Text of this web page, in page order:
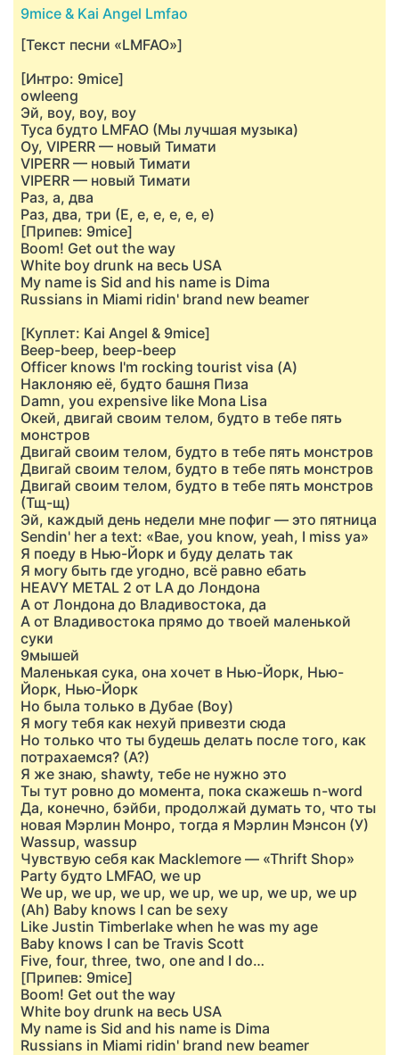
9mice & Kai Angel Lmfao
[Текст песни «LMFAO»]
[Интро: 9mice]
​owleeng
Эй, воу, воу, воу
Туса будто LMFAO (Мы лучшая музыка)
Оу, VIPERR — новый Тимати
VIPERR — новый Тимати
VIPERR — новый Тимати
Раз, а, два
Раз, два, три (Е, е, е, е, е, е)
[Припев: 9mice]
Boom! Get out the way
White boy drunk на весь USA
My name is Sid and his name is Dima
Russians in Miami ridin' brand new beamer
[Куплет: Kai Angel & 9mice]
Beep-beep, beep-beep
Officer knows I'm rocking tourist visa (А)
Наклоняю её, будто башня Пиза
Damn, you expensive like Mona Lisa
Окей, двигай своим телом, будто в тебе пять
монстров
Двигай своим телом, будто в тебе пять монстров
Двигай своим телом, будто в тебе пять монстров
Двигай своим телом, будто в тебе пять монстров
(Тщ-щ)
Эй, каждый день недели мне пофиг — это пятница
Sendin' her a text: «Bae, you know, yeah, I miss ya»
Я поеду в Нью-Йорк и буду делать так
Я могу быть где угодно, всё равно ебать
HEAVY METAL 2 от LA до Лондона
А от Лондона до Владивостока, да
А от Владивостока прямо до твоей маленькой
суки
9мышей
Маленькая сука, она хочет в Нью-Йорк, Нью-
Йорк, Нью-Йорк
Но была только в Дубае (Воу)
Я могу тебя как нехуй привезти сюда
Но только что ты будешь делать после того, как
потрахаемся? (А?)
Я же знаю, shawty, тебе не нужно это
Ты тут ровно до момента, пока скажешь n-word
Да, конечно, бэйби, продолжай думать то, что ты
новая Мэрлин Монро, тогда я Мэрлин Мэнсон (У)
Wassup, wassup
Чувствую себя как Macklemore — «Thrift Shop»
Party будто LMFAO, we up
We up, we up, we up, we up, we up, we up, we up
(Ah) Baby knows I can be sexy
Like Justin Timberlake when he was my age
Baby knows I can be Travis Scott
Five, four, three, two, one and I do…
[Припев: 9mice]
Boom! Get out the way
White boy drunk на весь USA
My namе is Sid and his name is Dima
Russians in Miami ridin' brand new beamеr